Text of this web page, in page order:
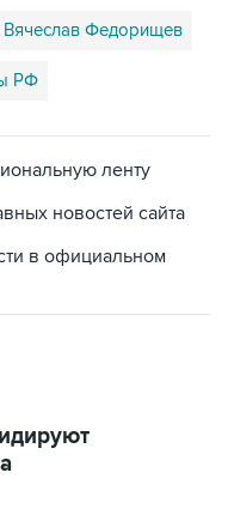
Вячеслав Федорищев
РФ
ленту
новостей сайта
в официальном